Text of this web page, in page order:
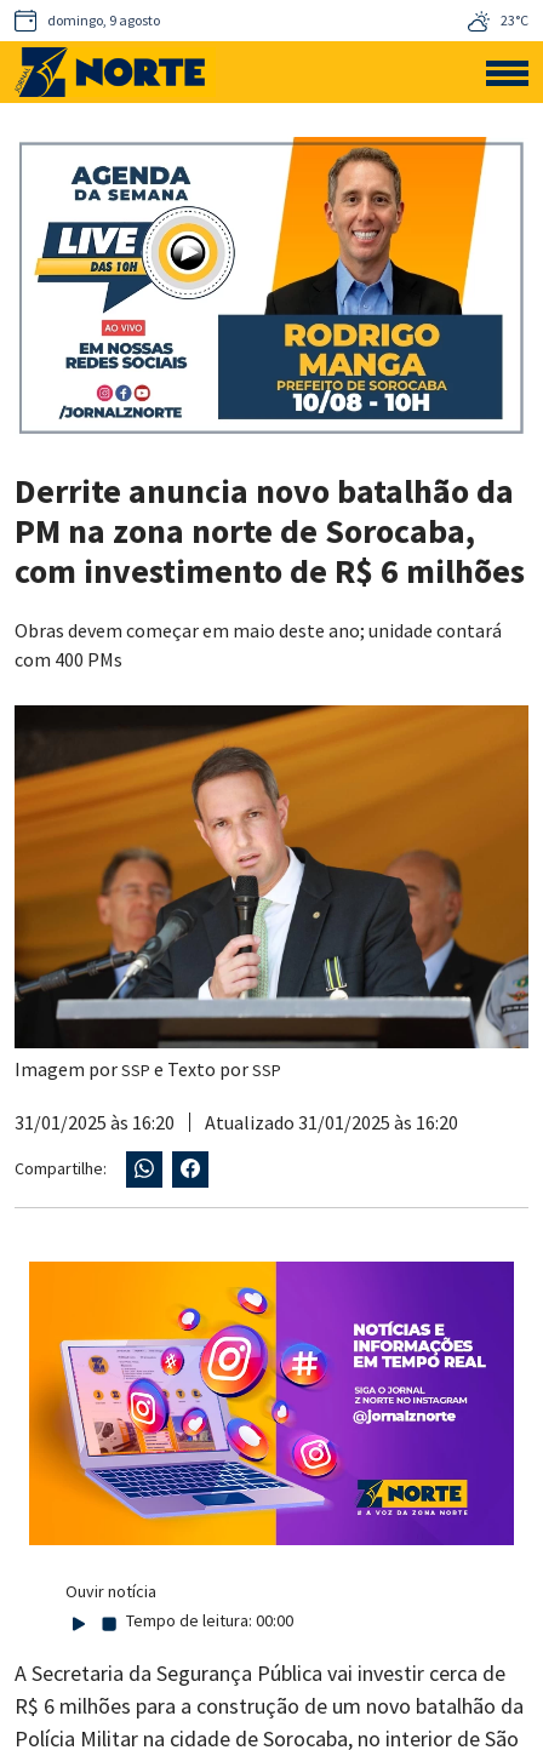
domingo, 9 agosto 23°C
Derrite anuncia novo batalhão da
PM na zona norte de Sorocaba,
com investimento de R$ 6 milhões
Obras devem começar em maio deste ano; unidade contará
com 400 PMs
Imagem porSSP e Texto porSSP
31/01/2025 às 16:20 Atualizado 31/01/2025 às 16:20
Compartilhe:
Ouvir notícia
Tempo de leitura: 00:00
A Secretaria da Segurança Pública vai investir cerca de
R$ 6 milhões para a construção de um novo batalhão da
Polícia Militar na cidade de Sorocaba, no interior de São